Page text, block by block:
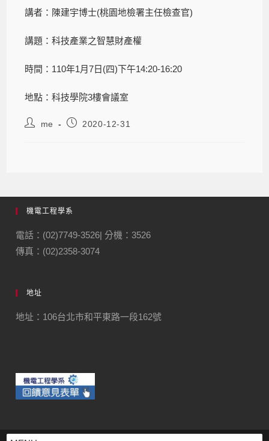
講者：陳建宇博士(桃園地檢署主任檢查官)
講題：科技產業之智慧財產權
時間：110年1月7日(四)下午14:20-16:20
地點：科技學院3樓會議室
me 2020-12-31
機電工程學系
電話：(02)7749-3526| 分機：3526
傳真：(02)2358-3074
地址
地址：106台北市和平東路一段162號